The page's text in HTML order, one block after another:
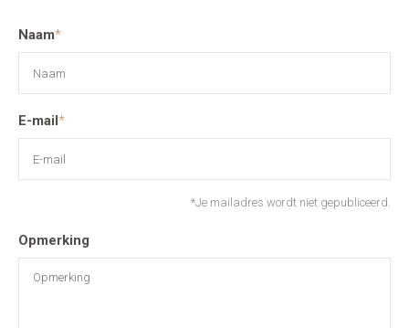
Naam*
E-mail*
*Je mailadres wordt niet gepubliceerd.
Opmerking